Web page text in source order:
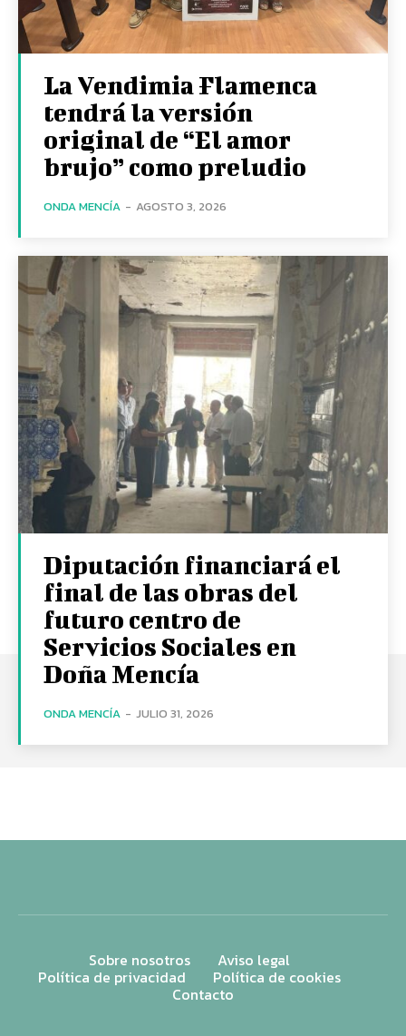
La Vendimia Flamenca
tendrá la versión
original de “El amor
brujo” como preludio
ONDA MENCÍA - AGOSTO 3, 2026
Diputación financiará el
final de las obras del
futuro centro de
Servicios Sociales en
Doña Mencía
ONDA MENCÍA - JULIO 31, 2026
Sobre nosotros Aviso legal
Política de privacidad Política de cookies
Contacto